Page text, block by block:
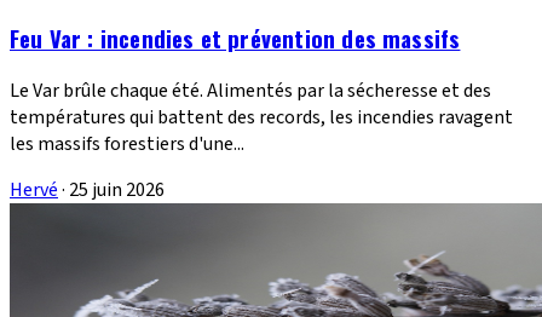
Feu Var : incendies et prévention des massifs
Le Var brûle chaque été. Alimentés par la sécheresse et des
températures qui battent des records, les incendies ravagent
les massifs forestiers d'une...
Hervé· 25 juin 2026